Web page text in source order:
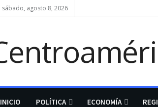
sábado, agosto 8, 2026
INICIO POLÍTICA ECONOMÍA